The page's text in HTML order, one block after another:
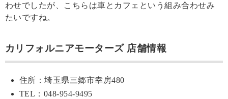
わせでしたが、こちらは車とカフェという組み合わせみ
たいですね。
カリフォルニアモーターズ 店舗情報
住所：埼玉県三郷市幸房480
TEL：048-954-9495